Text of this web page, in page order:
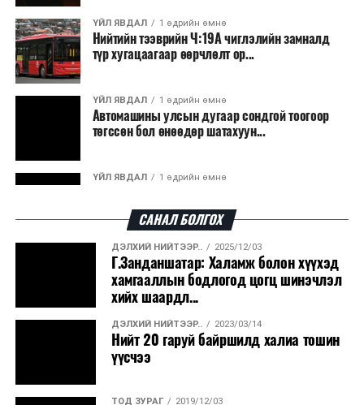
ҮЙЛ ЯВДАЛ 1 өдрийн өмнө
Нийтийн тээврийн Ч:19А чиглэлийн замналд
түр хугацаагаар өөрчлөлт ор...
ҮЙЛ ЯВДАЛ 1 өдрийн өмнө
Автомашины улсын дугаар сондгой тоогоор
төгссөн бол өнөөдөр шатахуун...
ҮЙЛ ЯВДАЛ 1 өдрийн өмнө
ДЭЛХИЙ НИЙТЭЭР.. 2026/08/06
“Уралдронзавод” компанийн ерөнхий
захирлын автомашиныг дэлбэлжээ...
ҮЙЛ ЯВДАЛ 2026/08/06
Сүхбаатар боомтоор тав хоногт 10 мянга гаруй
тонн АИ-92 автобензин и...
САНАЛ БОЛГОХ
ДЭЛХИЙ НИЙТЭЭР.. 2025/12/03
Г.Занданшатар: Халамж болон хүүхэд
хамгааллын бодлогод цогц шинэчлэл
хийх шаардл...
ДЭЛХИЙ НИЙТЭЭР.. 2023/03/14
Нийт 20 гаруй байршилд халиа тошин
үүсчээ
ТОД ЗУРАГ 2019/12/03